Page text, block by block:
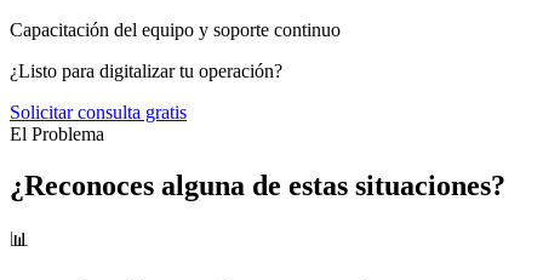
Capacitación del equipo y soporte continuo
¿Listo para digitalizar tu operación?
Solicitar consulta gratis
El Problema
¿Reconoces alguna de estas situaciones?
📊